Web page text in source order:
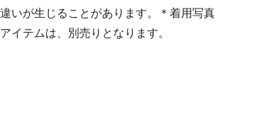
いが生じることがあります。＊着用写真
イテムは、別売りとなります。